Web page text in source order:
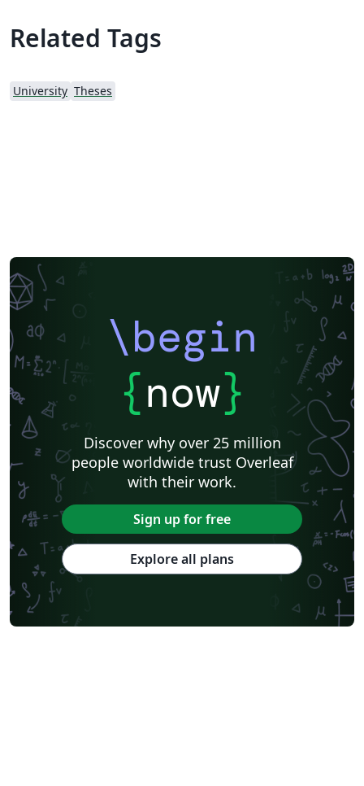
Related Tags
University Theses
\begin
{now}
Discover why over 25 million
people worldwide trust Overleaf
with their work.
Sign up for free
Explore all plans